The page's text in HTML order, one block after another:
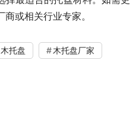
或相关行业专家。
木托盘 木托盘厂家